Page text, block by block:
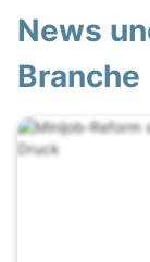
News
Branche